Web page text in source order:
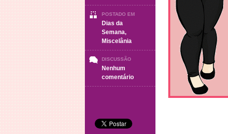
POSTADO EM
Dias da
Semana,
Miscelânia
DISCUSSÃO
Nenhum
comentárioem
Sábado